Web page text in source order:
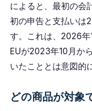
によると、最初の会
初の申告と支払いは
す。これは、2026年
EUが2023年10月か
いたこととは意図的
どの商品が対象